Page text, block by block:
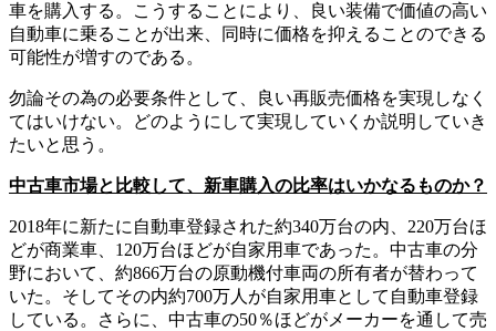
車を購入する。こうすることにより、良い装備で価値の高い
自動車に乗ることが出来、同時に価格を抑えることのできる
可能性が増すのである。
勿論その為の必要条件として、良い再販売価格を実現しなく
てはいけない。どのようにして実現していくか説明していき
たいと思う。
中古車市場と比較して、新車購入の比率はいかなるものか？
2018年に新たに自動車登録された約340万台の内、220万台ほ
どが商業車、120万台ほどが自家用車であった。中古車の分
野において、約866万台の原動機付車両の所有者が替わって
いた。そしてその内約700万人が自家用車として自動車登録
している。さらに、中古車の50％ほどがメーカーを通して売